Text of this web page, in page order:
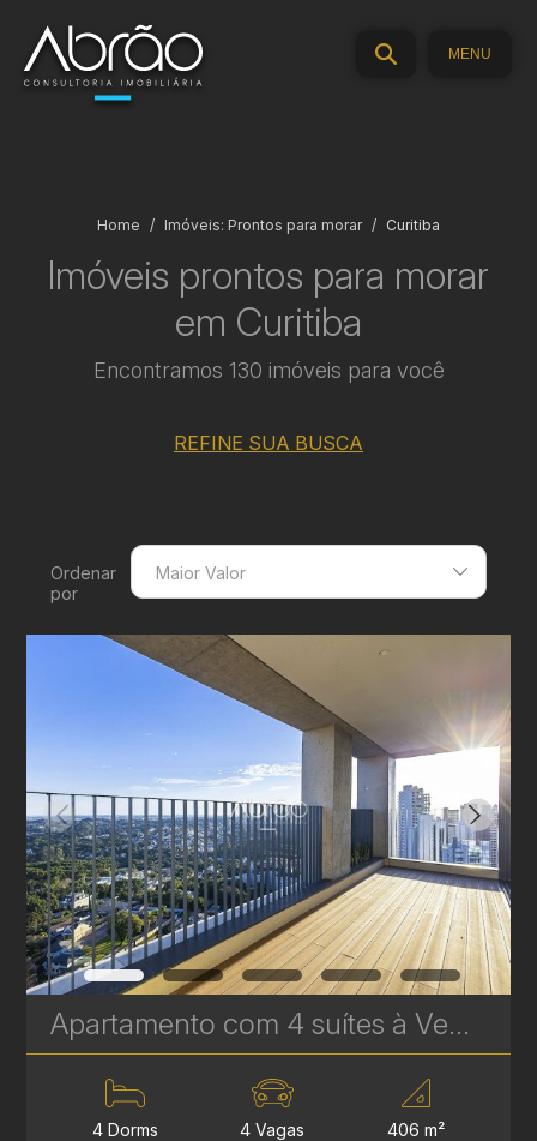
MENU
Home Imóveis: Prontos para morar Curitiba
Imóveis prontos para morar
em Curitiba
Encontramos 130 imóveis para você
REFINE SUA BUSCA
Ordenar
por
Maior Valor
Maior Valor
Menor Área
Recentes
Apartamento com 4 suítes à Venda no AGE360 - Ecoville - 406 m² - Alto Padrão | Ref. 1816
4 Dorms 4 Vagas 406 m²